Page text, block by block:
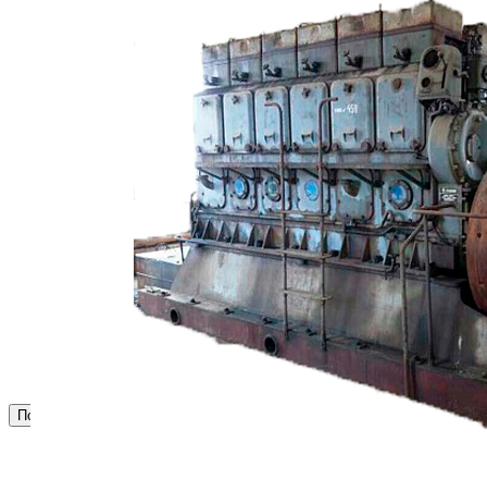
Электродвигатели
М400 (401), М500, М756 ("Звезда")
Светильники судовые
Сигнализация и автоматика
Судовая запорная арматура
Фильтры и фильтроэлементы
Корпусы гидравлических фильтров ФГС
Фильтрующие элементы гидравлических фильтров
Фильтры гидравлические ФГС в сборе
Поиск